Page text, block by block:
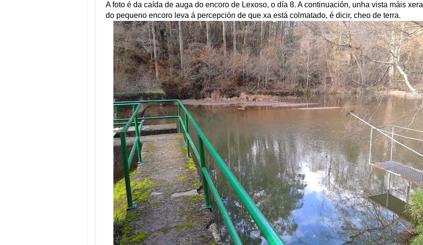
A foto é da caída de auga do encoro de Lexoso, o día 8. A continuación, unha vista máis xeral
do pequeno encoro leva á percepción de que xa está colmatado, é dicir, cheo de terra.